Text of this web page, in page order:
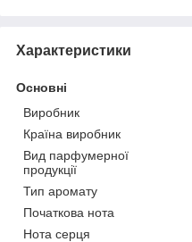
Характеристики
Основні
Виробник
Країна виробник
Вид парфумерної
продукції
Тип аромату
Початкова нота
Нота серця